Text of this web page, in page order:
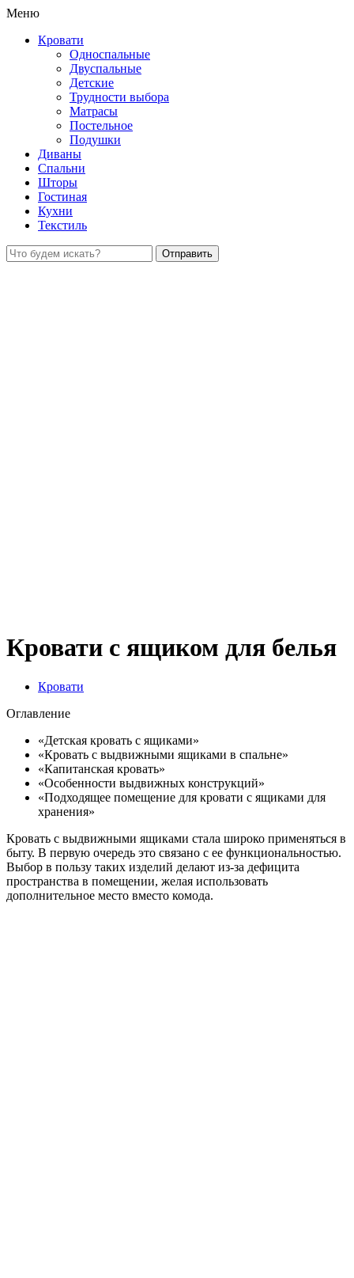
Меню
Кровати
Односпальные
Двуспальные
Детские
Трудности выбора
Матрасы
Постельное
Подушки
Диваны
Спальни
Шторы
Гостиная
Кухни
Текстиль
Кровати с ящиком для белья
Кровати
Оглавление
«Детская кровать с ящиками»
«Кровать с выдвижными ящиками в спальне»
«Капитанская кровать»
«Особенности выдвижных конструкций»
«Подходящее помещение для кровати с ящиками для
хранения»
Кровать с выдвижными ящиками стала широко применяться в
быту. В первую очередь это связано с ее функциональностью.
Выбор в пользу таких изделий делают из-за дефицита
пространства в помещении, желая использовать
дополнительное место вместо комода.